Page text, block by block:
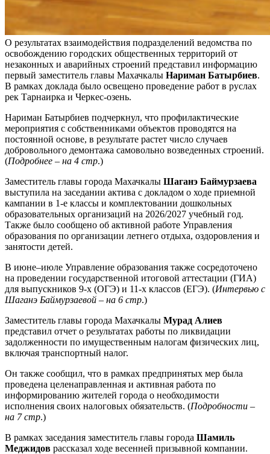
О результатах взаимодействия подразделений ведомства по
освобождению городских общественных территорий от
незаконных и аварийных строений представил информацию
первый заместитель главы Махачкалы Нариман Батырбиев.
В рамках доклада было освещено проведение работ в руслах
рек Тарнаирка и Черкес-озень.
Нариман Батырбиев подчеркнул, что профилактические
мероприятия с собственниками объектов проводятся на
постоянной основе, в результате растет число случаев
добровольного демонтажа самовольно возведенных строений.
(Подробнее – на 4 стр.)
Заместитель главы города Махачкалы Шаганэ Баймурзаева
выступила на заседании актива с докладом о ходе приемной
кампании в 1-е классы и комплектовании дошкольных
образовательных организаций на 2026/2027 учебный год.
Также было сообщено об активной работе Управления
образования по организации летнего отдыха, оздоровления и
занятости детей.
В июне–июле Управление образования также сосредоточено
на проведении государственной итоговой аттестации (ГИА)
для выпускников 9-х (ОГЭ) и 11-х классов (ЕГЭ). (Интервью с
Шаганэ Баймурзаевой – на 6 стр.)
Заместитель главы города Махачкалы Мурад Алиев
представил отчет о результатах работы по ликвидации
задолженности по имущественным налогам физических лиц,
включая транспортный налог.
Он также сообщил, что в рамках предпринятых мер была
проведена целенаправленная и активная работа по
информированию жителей города о необходимости
исполнения своих налоговых обязательств. (Подробности –
на 7 стр.)
В рамках заседания заместитель главы города Шамиль
Меджидов рассказал ходе весенней призывной компании.